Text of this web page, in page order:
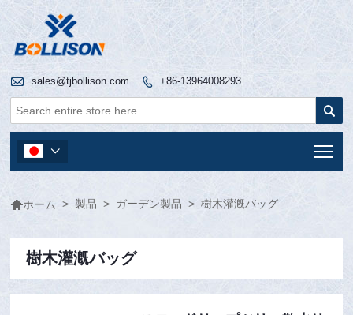
 sales@tjbollison.com  +86-13964008293


ホーム > 製品 > ガーデン製品 > 樹木灌漑バッグ
樹木灌漑バッグ